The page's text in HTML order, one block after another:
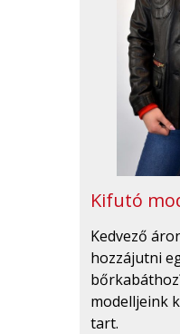
Kifutó
Kedvező
hozzájutni
modelljeink
tart.